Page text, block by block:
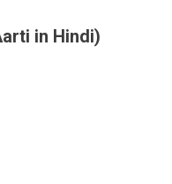
in Hindi)